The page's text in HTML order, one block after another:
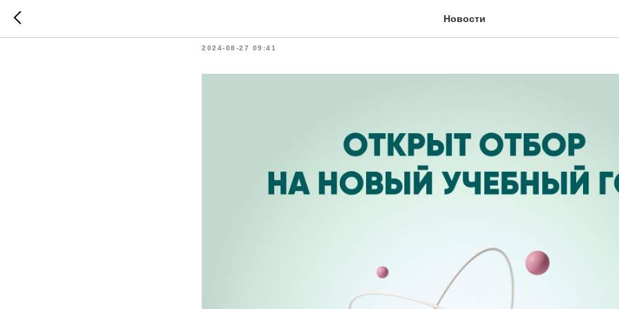
Новости
Открыт набор на новый
2024-08-27 09:41